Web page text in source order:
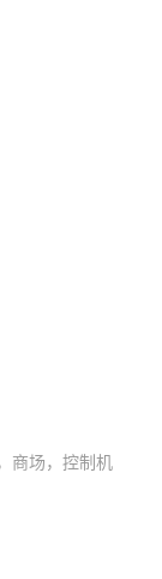
商场，控制机